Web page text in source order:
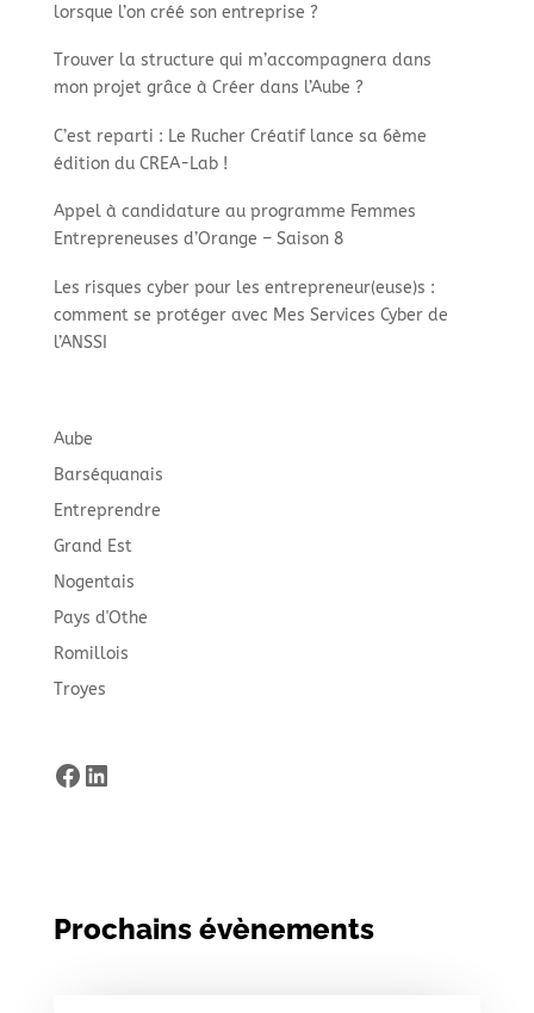
lorsque l’on créé son entreprise ?
Trouver la structure qui m’accompagnera dans
mon projet grâce à Créer dans l’Aube ?
C’est reparti : Le Rucher Créatif lance sa 6ème
édition du CREA-Lab !
Appel à candidature au programme Femmes
Entrepreneuses d’Orange – Saison 8
Les risques cyber pour les entrepreneur(euse)s :
comment se protéger avec Mes Services Cyber de
l’ANSSI
Aube
Barséquanais
Entreprendre
Grand Est
Nogentais
Pays d'Othe
Romillois
Troyes
Facebook
LinkedIn
Prochains évènements